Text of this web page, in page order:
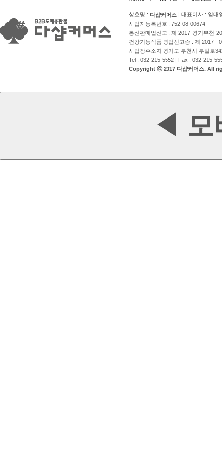
상호명 : 다샵커머스 | 대표이사 : 임대
사업자등록번호 : 752-08-00674
통신판매업신고 : 제 2017-경기부천-
건강기능식품 영업신고증 : 제 2017 -
사업장주소지 경기도 부천시 부일로
Tel : 032-215-5552 | Fax : 032-215-
Copyright ⓒ 2017 다샵커머스. All